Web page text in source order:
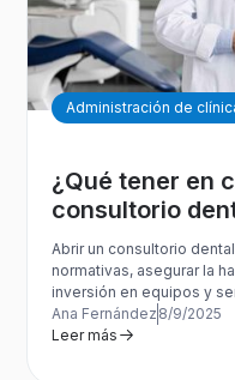
Administración de
¿Qué tener en
consultorio
Abrir un consultorio
normativas, asegurar la
inversión en equipos y
Ana Fernández 8/9/2025
Leer más